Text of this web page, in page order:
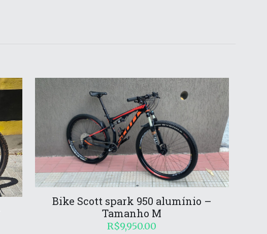
Bike Scott spark 950 alumínio –
Tamanho M
R$9,950.00